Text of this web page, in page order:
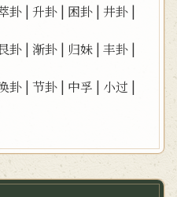
卦 |升卦 | 困卦 |井卦 |
艮卦 |渐卦 | 归妹 |丰卦 |
卦 |节卦 | 中孚 | 小过 |